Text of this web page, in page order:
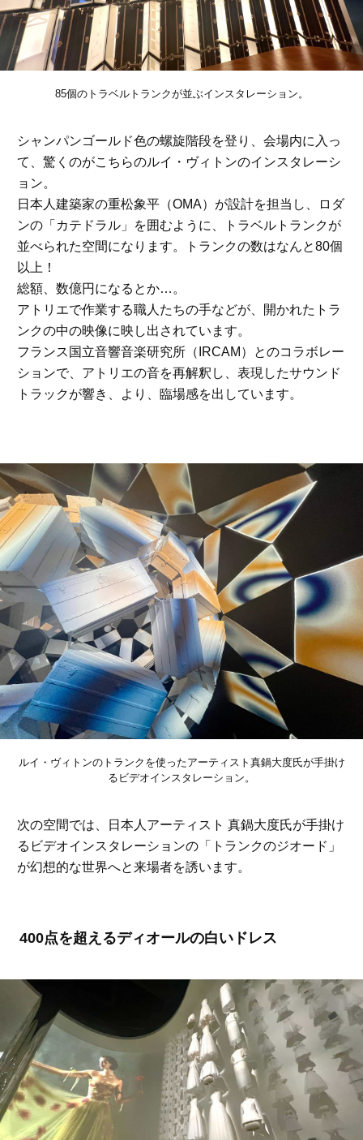
85個のトラベルトランクが並ぶインスタレーション。
シャンパンゴールド色の螺旋階段を登り、会場内に入っ
て、驚くのがこちらのルイ・ヴィトンのインスタレーシ
ョン。
日本人建築家の重松象平（OMA）が設計を担当し、ロダ
ンの「カテドラル」を囲むように、トラベルトランクが
並べられた空間になります。トランクの数はなんと80個
以上！
総額、数億円になるとか…。
アトリエで作業する職人たちの手などが、開かれたトラ
ンクの中の映像に映し出されています。
フランス国立音響音楽研究所（IRCAM）とのコラボレー
ションで、アトリエの音を再解釈し、表現したサウンド
トラックが響き、より、臨場感を出しています。
ルイ・ヴィトンのトランクを使ったアーティスト真鍋大度氏が手掛け
るビデオインスタレーション。
次の空間では、日本人アーティスト 真鍋大度氏が手掛け
るビデオインスタレーションの「トランクのジオード」
が幻想的な世界へと来場者を誘います。
400点を超えるディオールの白いドレス